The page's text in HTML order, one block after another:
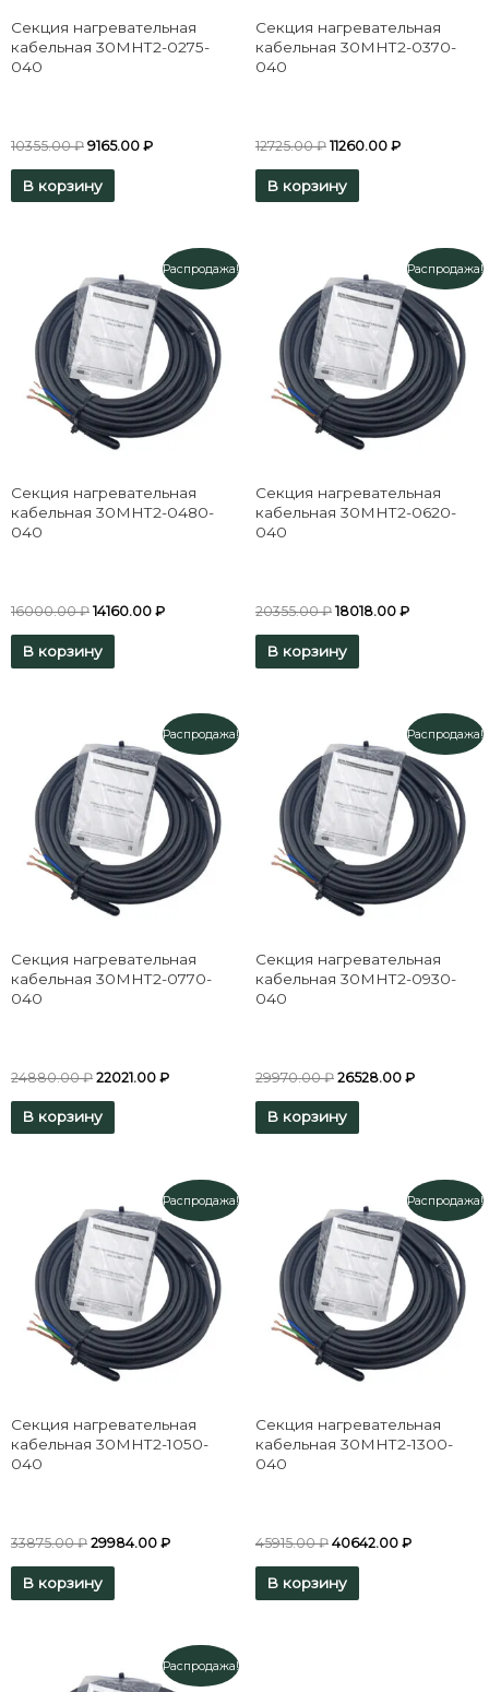
Секция нагревательная
кабельная 30МНТ2-0275-
040
10355.00₽ 9165.00 ₽
В корзину
Секция нагревательная
кабельная 30МНТ2-0370-
040
12725.00₽ 11260.00 ₽
В корзину
Распродажа!
Секция нагревательная
кабельная 30МНТ2-0480-
040
16000.00₽ 14160.00 ₽
В корзину
Распродажа!
Секция нагревательная
кабельная 30МНТ2-0620-
040
20355.00₽ 18018.00 ₽
В корзину
Распродажа!
Секция нагревательная
кабельная 30МНТ2-0770-
040
24880.00₽ 22021.00 ₽
В корзину
Распродажа!
Секция нагревательная
кабельная 30МНТ2-0930-
040
29970.00₽ 26528.00 ₽
В корзину
Распродажа!
Секция нагревательная
кабельная 30МНТ2-1050-
040
33875.00₽ 29984.00 ₽
В корзину
Распродажа!
Секция нагревательная
кабельная 30МНТ2-1300-
040
45915.00₽ 40642.00 ₽
В корзину
Распродажа!